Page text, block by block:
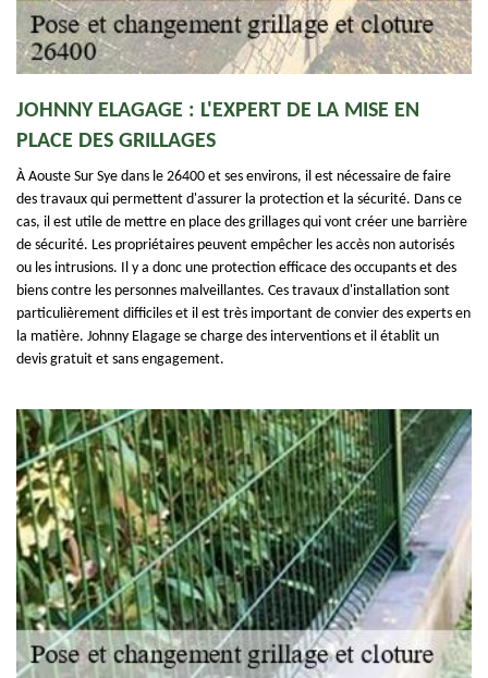
JOHNNY ELAGAGE : L'EXPERT DE LA MISE EN
PLACE DES GRILLAGES
À Aouste Sur Sye dans le 26400 et ses environs, il est nécessaire de faire
des travaux qui permettent d'assurer la protection et la sécurité. Dans ce
cas, il est utile de mettre en place des grillages qui vont créer une barrière
de sécurité. Les propriétaires peuvent empêcher les accès non autorisés
ou les intrusions. Il y a donc une protection efficace des occupants et des
biens contre les personnes malveillantes. Ces travaux d'installation sont
particulièrement difficiles et il est très important de convier des experts en
la matière. Johnny Elagage se charge des interventions et il établit un
devis gratuit et sans engagement.